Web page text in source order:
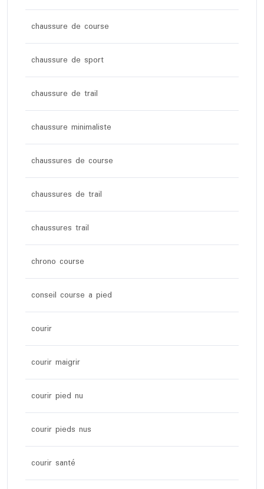
chaussure de course
chaussure de sport
chaussure de trail
chaussure minimaliste
chaussures de course
chaussures de trail
chaussures trail
chrono course
conseil course a pied
courir
courir maigrir
courir pied nu
courir pieds nus
courir santé